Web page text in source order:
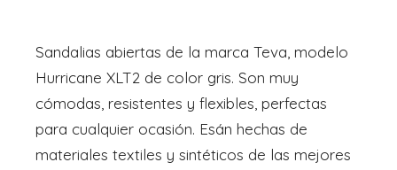
Sandalias abiertas de la marca Teva, modelo
Hurricane XLT2 de color gris. Son muy
cómodas, resistentes y flexibles, perfectas
para cualquier ocasión. Esán hechas de
materiales textiles y sintéticos de las mejores